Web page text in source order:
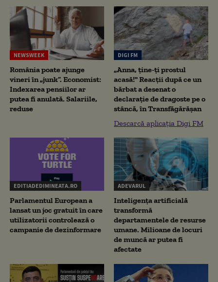
NEWSWEEK
România poate ajunge
vineri în „junk”. Economist:
Indexarea pensiilor ar
putea fi anulată. Salariile,
reduse
DIGI FM
„Anna, ţine-ţi prostul
acasă!" Reacţii după ce un
bărbat a desenat o
declaraţie de dragoste pe o
stâncă, în Transfăgărăşan
Descarcă aplicația Digi FM
EDITIADEDIMINEATA.RO
Parlamentul European a
lansat un joc gratuit în care
utilizatorii controlează o
campanie de dezinformare
ADEVARUL
Inteligența artificială
transformă
departamentele de resurse
umane. Milioane de locuri
de muncă ar putea fi
afectate